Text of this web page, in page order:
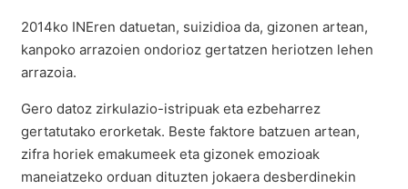
2014ko INEren datuetan, suizidioa da, gizonen artean,
kanpoko arrazoien ondorioz gertatzen heriotzen lehen
arrazoia.
Gero datoz zirkulazio-istripuak eta ezbeharrez
gertatutako erorketak. Beste faktore batzuen artean,
zifra horiek emakumeek eta gizonek emozioak
maneiatzeko orduan dituzten jokaera desberdinekin